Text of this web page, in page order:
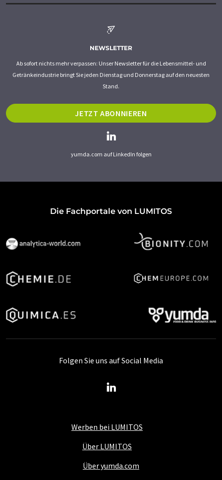
NEWSLETTER
Ab sofort nichts mehr verpassen: Unser Newsletter für die Lebensmittel- und
Getränkeindustrie bringt Sie jeden Dienstag und Donnerstag auf den neuesten
Stand.
JETZT ABONNIEREN
yumda.com auf LinkedIn folgen
Die Fachportale von LUMITOS
Werben bei LUMITOS
Über LUMITOS
Über yumda.com
Folgen Sie uns auf Social Media